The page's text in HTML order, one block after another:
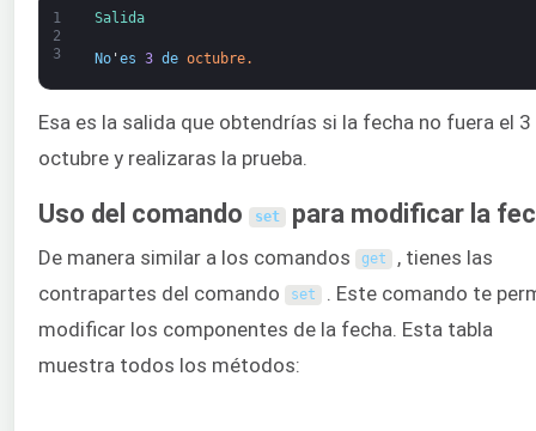
1
2
3
Salida
No' es 3 de octubre.
Esa es la salida que obtendrías si la fecha no fuera el 3
octubre y realizaras la prueba.
Uso del comando set para modificar la
De manera similar a los comandos get , tienes las
contrapartes del comando
set . Este comando te
modificar los componentes de la fecha. Esta tabla
muestra todos los métodos: